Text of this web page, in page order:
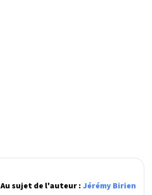
Au sujet de l'auteur : Jérémy Birien